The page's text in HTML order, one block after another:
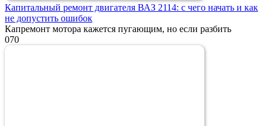
Капитальный ремонт двигателя ВАЗ 2114: с чего начать и как
не допустить ошибок
Капремонт мотора кажется пугающим, но если разбить
070